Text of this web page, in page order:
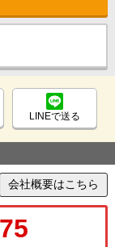
LINEで送る
会社概要はこちら